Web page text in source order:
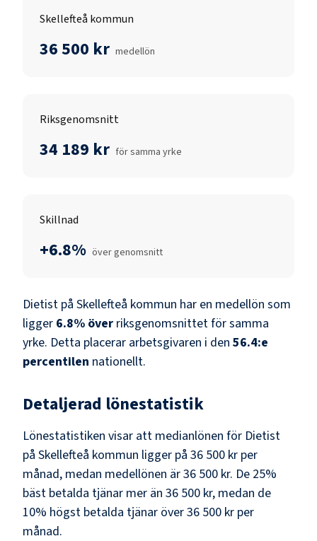
Skellefteå kommun
36 500 kr medellön
Riksgenomsnitt
34 189 kr för samma yrke
Skillnad
+6.8% över genomsnitt
Dietist på Skellefteå kommun har en medellön som
ligger 6.8% över riksgenomsnittet för samma
yrke. Detta placerar arbetsgivaren i den 56.4:e
percentilen nationellt.
Detaljerad lönestatistik
Lönestatistiken visar att medianlönen för Dietist
på Skellefteå kommun ligger på 36 500 kr per
månad, medan medellönen är36 500 kr. De 25%
bäst betalda tjänar mer än 36 500 kr, medan de
10% högst betalda tjänar över36 500 kr per
månad.